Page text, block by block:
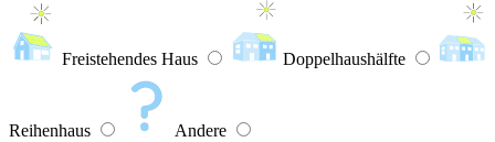
Freistehendes Haus Doppelhaushälfte
Reihenhaus
Andere